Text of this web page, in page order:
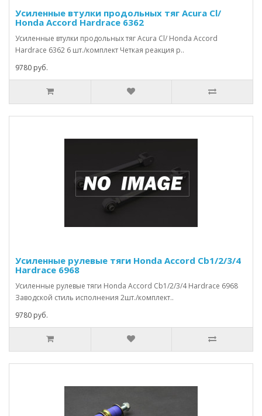
Усиленные втулки продольных тяг Acura Cl/
Honda Accord Hardrace 6362
Усиленные втулки продольных тяг Acura Cl/ Honda Accord
Hardrace 6362 6 шт./комплект Четкая реакция р..
9780 руб.
Усиленные рулевые тяги Honda Accord Cb1/2/3/4
Hardrace 6968
Усиленные рулевые тяги Honda Accord Cb1/2/3/4 Hardrace 6968
Заводской стиль исполнения 2шт./комплект..
9780 руб.